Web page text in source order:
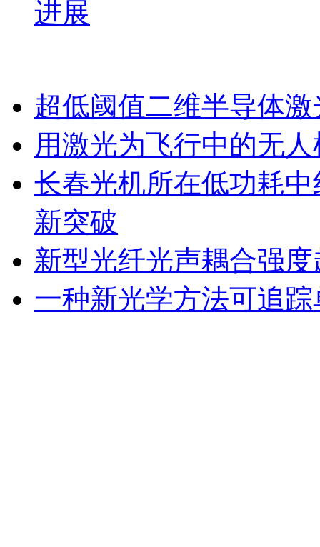
进展
超低阈值二维半导体
用激光为飞行中的无
长春光机所在低功耗
新突破
新型光纤光声耦合强
一种新光学方法可追